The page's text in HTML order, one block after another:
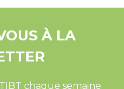
À LA
chaque semaine